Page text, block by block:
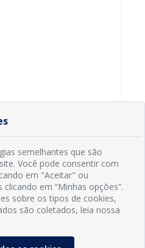
semelhantes que são
Você pode consentir com
em "Aceitar" ou
em “Minhas opções”.
sobre os tipos de cookies,
são coletados, leia nossa